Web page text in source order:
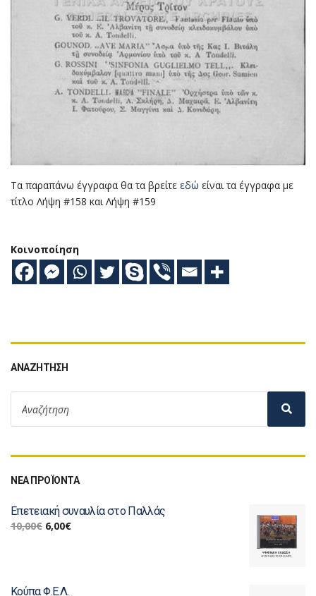
Τα παραπάνω έγγραφα θα τα βρείτε εδώ είναι τα έγγραφα με
τίτλο Λήψη #158 και Λήψη #159
Κοινοποίηση
ΑΝΑΖΉΤΗΣΗ
ΝΕΑ ΠΡΟΪΟΝΤΑ
Επετειακή συναυλία στο Παλλάς
10,00€ 6,00€
Κούπα Φ.Ε.Λ.